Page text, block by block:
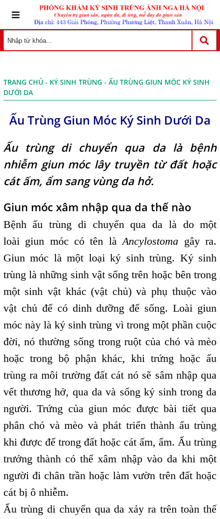
TRANG CHỦ- KÝ SINH TRÙNG - ẤU TRÙNG GIUN MÓC KÝ SINH
DƯỚI DA
Ấu Trùng Giun Móc Ký Sinh Dưới Da
Ấu trùng di chuyển qua da là bệnh
nhiễm giun móc lây truyền từ đất hoặc
cát ấm, ẩm sang vùng da hở.
Giun móc xâm nhập qua da thế nào
Bệnh ấu trùng di chuyển qua da là do một
loài giun móc có tên làAncylostoma gây ra.
Giun móc là một loại ký sinh trùng. Ký sinh
trùng là những sinh vật sống trên hoặc bên trong
một sinh vật khác (vật chủ) và phụ thuộc vào
vật chủ để có dinh dưỡng để sống. Loài giun
móc này là ký sinh trùng vì trong một phần cuộc
đời, nó thường sống trong ruột của chó và mèo
hoặc trong bộ phận khác, khi trứng hoặc ấu
trùng ra môi trường đất cát nó sẽ sâm nhập qua
vết thương hở, qua da và sống ký sinh trong da
người. Trứng của giun móc được bài tiết qua
phân chó và mèo và phát triển thành ấu trùng
khi được để trong đất hoặc cát ấm, ẩm. Ấu trùng
trưởng thành có thể xâm nhập vào da khi một
người đi chân trần hoặc làm vườn trên đất hoặc
cát bị ô nhiễm.
Ấu trùng di chuyển qua da xảy ra trên toàn thế